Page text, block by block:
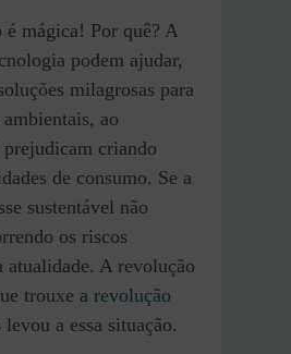
é mágica! Por quê? A
podem ajudar,
milagrosas para
ao
criando
de consumo. Se a
sustentável não
os riscos
atualidade. A revolução
trouxe a revolução
levou a essa situação.